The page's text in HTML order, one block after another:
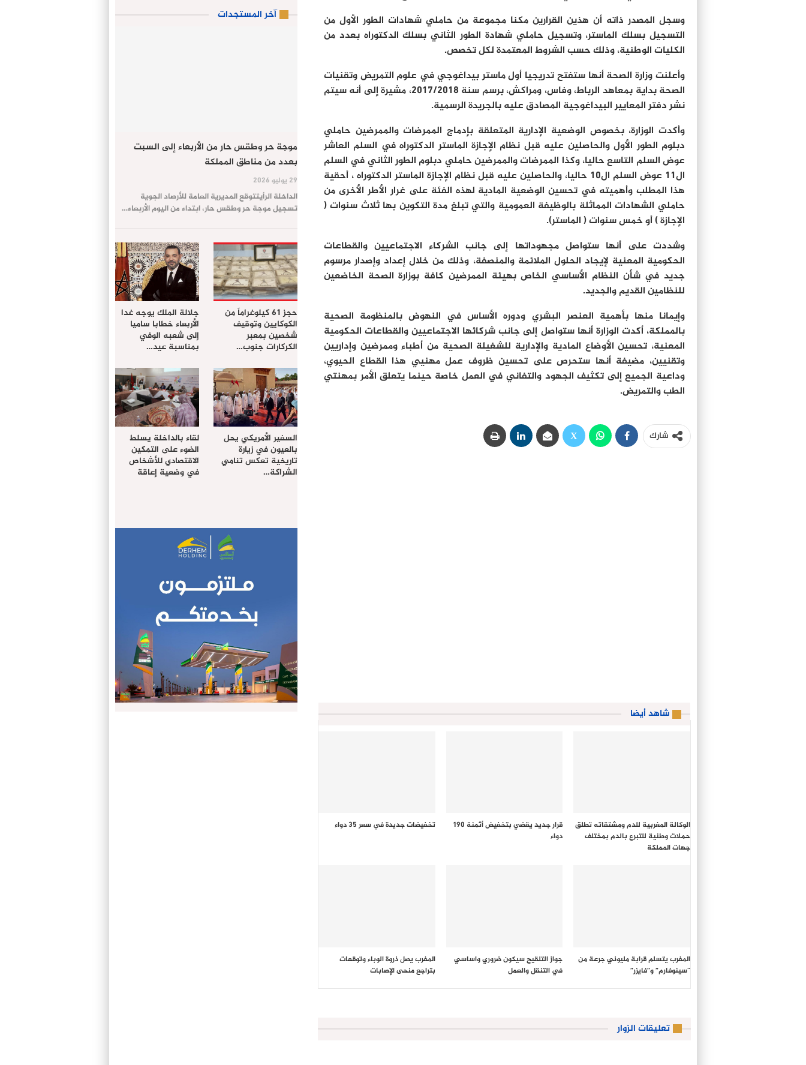
وسجل المصدر ذاته أن هذين القرارين مكنا مجموعة من حاملي شهادات الطور الأول من
التسجيل بسلك الماستر، وتسجيل حاملي شهادة الطور الثاني بسلك الدكتوراه بعدد من
الكليات الوطنية، وذلك حسب الشروط المعتمدة لكل تخصص.
وأعلنت وزارة الصحة أنها ستفتح تدريجيا أول ماستر بيداغوجي في علوم التمريض وتقنيات
الصحة بداية بمعاهد الرباط، وفاس، ومراكش، برسم سنة 2017/2018، مشيرة إلى أنه سيتم
نشر دفتر المعايير البيداغوجية المصادق عليه بالجريدة الرسمية.
وأكدت الوزارة، بخصوص الوضعية الإدارية المتعلقة بإدماج الممرضات والممرضين حاملي
دبلوم الطور الأول والحاصلين عليه قبل نظام الإجازة الماستر الدكتوراه في السلم العاشر
عوض السلم التاسع حاليا، وكذا الممرضات والممرضين حاملي دبلوم الطور الثاني في السلم
ال11 عوض السلم ال10 حاليا، والحاصلين عليه قبل نظام الإجازة الماستر الدكتوراه ، أحقية
هذا المطلب وأهميته في تحسين الوضعية المادية لهذه الفئة على غرار الأطر الأخرى من
حاملي الشهادات المماثلة بالوظيفة العمومية والتي تبلغ مدة التكوين بها ثلاث سنوات (
الإجازة ) أو خمس سنوات ( الماستر).
وشددت على أنها ستواصل مجهوداتها إلى جانب الشركاء الاجتماعيين والقطاعات
الحكومية المعنية لإيجاد الحلول الملائمة والمنصفة، وذلك من خلال إعداد وإصدار مرسوم
جديد في شأن النظام الأساسي الخاص بهيئة الممرضين كافة بوزارة الصحة الخاضعين
للنظامين القديم والجديد.
وإيمانا منها بأهمية العنصر البشري ودوره الأساس في النهوض بالمنظومة الصحية
بالمملكة، أكدت الوزارة أنها ستواصل إلى جانب شركائها الاجتماعيين والقطاعات الحكومية
المعنية، تحسين الأوضاع المادية والإدارية للشغيلة الصحية من أطباء وممرضين وإداريين
وتقنيين، مضيفة أنها ستحرص على تحسين ظروف عمل مهنيي هذا القطاع الحيوي،
وداعية الجميع إلى تكثيف الجهود والتفاني في العمل خاصة حينما يتعلق الأمر بمهنتي
الطب والتمريض.
شارك
شاهد أيضا
الوكالة المغربية للدم ومشتقاته تطلق
حملات وطنية للتبرع بالدم بمختلف
جهات المملكة
قرار جديد يقضي بتخفيض أثمنة 190
دواء
تخفيضات جديدة في سعر 35 دواء
المغرب يتسلم قرابة مليوني جرعة من
“سينوفارم” و”فايزر”
جواز التلقيح سيكون ضروري واساسي
في التنقل والعمل
المغرب يصل ذروة الوباء وتوقعات
بتراجع منحى الإصابات
تعليقات الزوار
آخر المستجدات
موجة حر وطقس حار من الأربعاء إلى السبت
بعدد من مناطق المملكة
29 يوليو 2026
الداخلة الرأيتتوقع المديرية العامة للأرصاد الجوية
تسجيل موجة حر وطقس حار، ابتداء من اليوم الأربعاء…
حجز 61 كيلوغراماً من
الكوكايين وتوقيف
شخصين بمعبر
الكركارات جنوب…
جلالة الملك يوجه غدا
الأربعاء خطابا ساميا
إلى شعبه الوفي
بمناسبة عيد…
السفير الأمريكي يحل
بالعيون في زيارة
تاريخية تعكس تنامي
الشراكة…
لقاء بالداخلة يسلط
الضوء على التمكين
الاقتصادي للأشخاص
في وضعية إعاقة